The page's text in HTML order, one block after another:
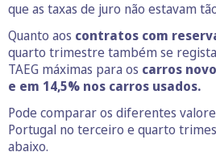
que as taxas de juro não estavam
Quanto aos contratos com
quarto trimestre também se
TAEG máximas para os carros
e em 14,5% nos carros usados.
Pode comparar os diferentes
Portugal no terceiro e quarto
abaixo.